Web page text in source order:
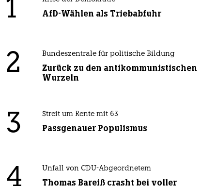
1 AfD-Wählen als Triebabfuhr
2 Bundeszentrale für politische Bildung
Zurück zu den antikommunistischen
Wurzeln
3 Streit um Rente mit 63
Passgenauer Populismus
4 Unfall von CDU-Abgeordnetem
Thomas Bareiß crasht bei voller